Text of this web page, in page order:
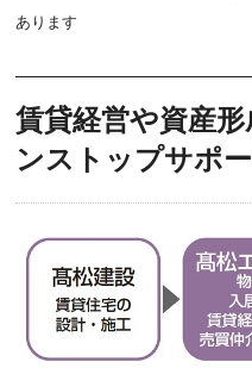
あります
賃貸経営や資産
ンストップサポ